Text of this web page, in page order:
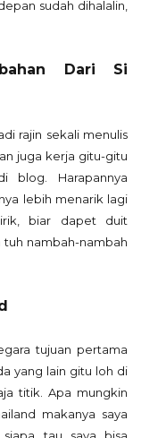
sudah dihalalin,
Dari Si
rajin sekali menulis
juga kerja gitu-gitu
blog. Harapannya
lebih menarik lagi
biar dapet duit
tuh nambah-nambah
tujuan pertama
yang lain gitu loh di
titik. Apa mungkin
makanya saya